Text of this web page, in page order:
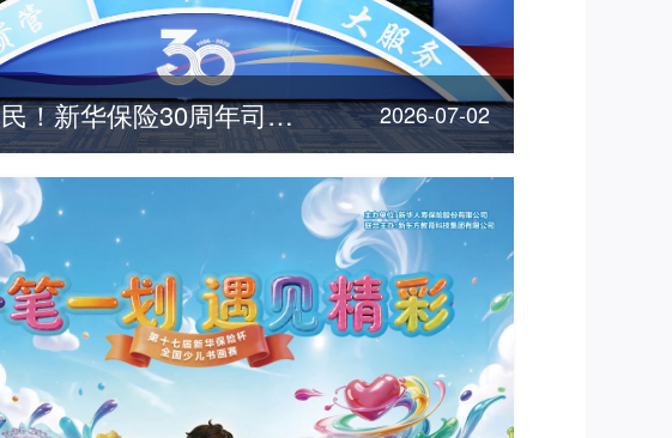
"三优"惠民！新华保险30周年司庆重磅产品发布 2026-07-02